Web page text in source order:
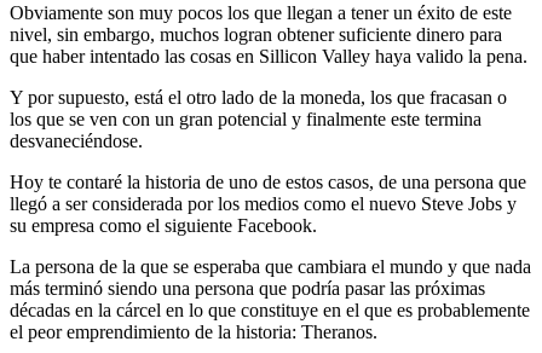
Obviamente son muy pocos los que llegan a tener un éxito de este
nivel, sin embargo, muchos logran obtener suficiente dinero para
que haber intentado las cosas en Sillicon Valley haya valido la pena.
Y por supuesto, está el otro lado de la moneda, los que fracasan o
los que se ven con un gran potencial y finalmente este termina
desvaneciéndose.
Hoy te contaré la historia de uno de estos casos, de una persona que
llegó a ser considerada por los medios como el nuevo Steve Jobs y
su empresa como el siguiente Facebook.
La persona de la que se esperaba que cambiara el mundo y que nada
más terminó siendo una persona que podría pasar las próximas
décadas en la cárcel en lo que constituye en el que es probablemente
el peor emprendimiento de la historia: Theranos.